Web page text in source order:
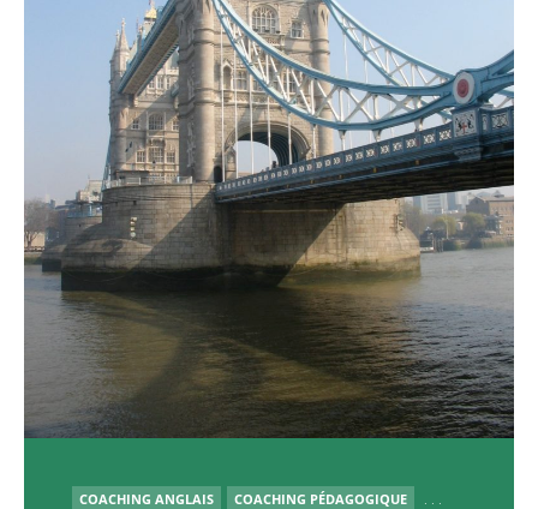
PUBLIÉ
COACHING ANGLAIS COACHING PÉDAGOGIQUE